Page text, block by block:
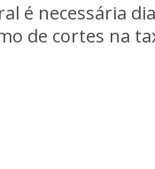
é necessária
de cortes na